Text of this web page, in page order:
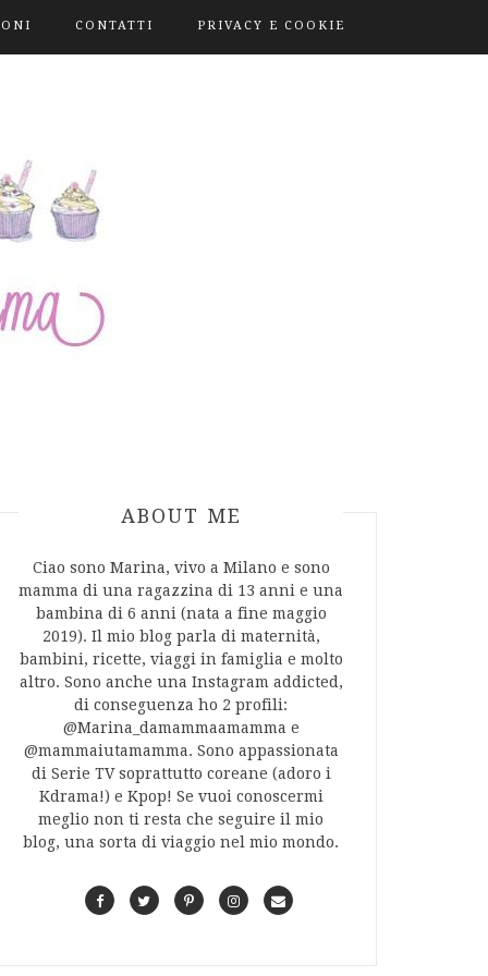
CONTATTI PRIVACY E COOKIE
ABOUT AUTHOR
ABOUT ME
Ciao sono Marina, vivo a Milano e sono
mamma di una ragazzina di 13 anni e una
bambina di 6 anni (nata a fine maggio
2019). Il mio blog parla di maternità,
bambini, ricette, viaggi in famiglia e molto
altro. Sono anche una Instagram addicted,
di conseguenza ho 2 profili:
@Marina_damammaamamma e
@mammaiutamamma. Sono appassionata
di Serie TV soprattutto coreane (adoro i
Kdrama!) e Kpop! Se vuoi conoscermi
meglio non ti resta che seguire il mio
blog, una sorta di viaggio nel mio mondo.
F
T
P
I
C